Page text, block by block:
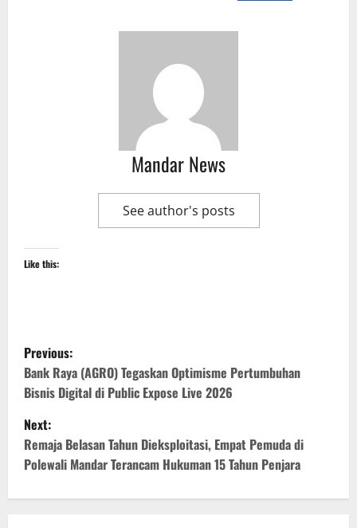
Mandar News
See author's posts
Like this:
P
o
s
t
n
Previous:
Bank Raya (AGRO) Tegaskan Optimisme Pertumbuhan
Bisnis Digital di Public Expose Live 2026
Next:
Remaja Belasan Tahun Dieksploitasi, Empat Pemuda di
Polewali Mandar Terancam Hukuman 15 Tahun Penjara